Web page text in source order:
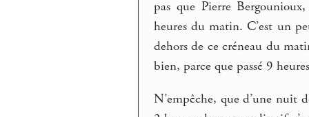
pas que Pierre
heures du matin. C’est un
dehors de ce créneau du
bien, parce que passé 9
N’empêche, que d’une nuit